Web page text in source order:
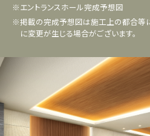
※エントランスホール完成予想図
※掲載の完成予想図は施工上の都合等に
に変更が生じる場合がございます。